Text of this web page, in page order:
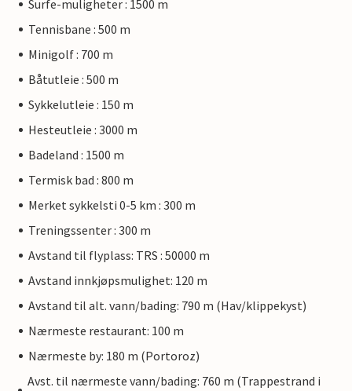
Surfe-muligheter : 1500 m
Tennisbane : 500 m
Minigolf : 700 m
Båtutleie : 500 m
Sykkelutleie : 150 m
Hesteutleie : 3000 m
Badeland : 1500 m
Termisk bad : 800 m
Merket sykkelsti 0-5 km : 300 m
Treningssenter : 300 m
Avstand til flyplass: TRS : 50000 m
Avstand innkjøpsmulighet: 120 m
Avstand til alt. vann/bading: 790 m (Hav/klippekyst)
Nærmeste restaurant: 100 m
Nærmeste by: 180 m (Portoroz)
Avst. til nærmeste vann/bading: 760 m (Trappestrand i